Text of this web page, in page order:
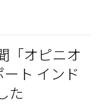
「オピニオ
ト インド
た